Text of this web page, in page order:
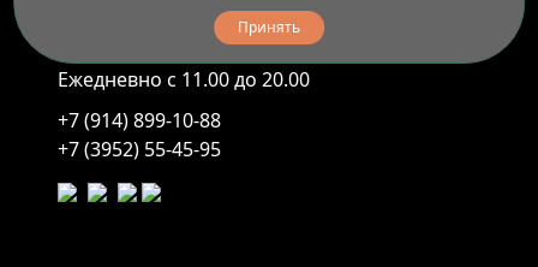
Иркутск, ул. Седова, 40
Ежедневно с 11.00 до 20.00
+7 (914) 899-10-88
+7 (3952) 55-45-95
Принять